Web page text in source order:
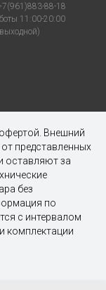
88-18
11:00-20:00
Внешний
представленных
оставляют за
без
по
с интервалом
комплектации